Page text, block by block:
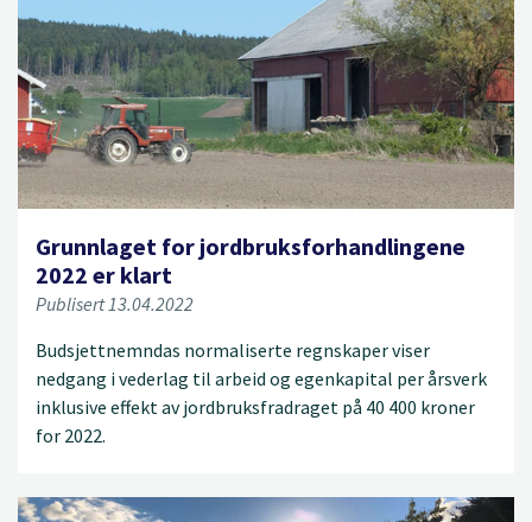
Grunnlaget for jordbruksforhandlingene
2022 er klart
Publisert 13.04.2022
Budsjettnemndas normaliserte regnskaper viser
nedgang i vederlag til arbeid og egenkapital per årsverk
inklusive effekt av jordbruksfradraget på 40 400 kroner
for 2022.